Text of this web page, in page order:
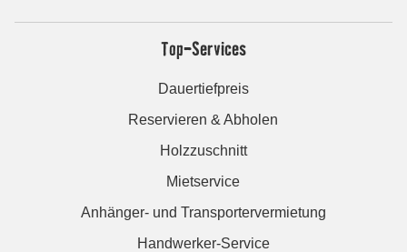
Top-Services
Dauertiefpreis
Reservieren & Abholen
Holzzuschnitt
Mietservice
Anhänger- und Transportervermietung
Handwerker-Service